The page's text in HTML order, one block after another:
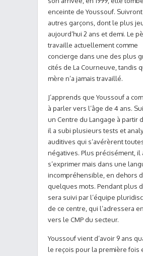
enceinte de Youssouf.
autres garçons, dont le plus
aujourd’hui 2 ans et demi. Le
travaille actuellement comme
concierge dans une des plus
cités de La Courneuve, tandis
mère n’a jamais travaillé.
J’apprends que Youssouf a
à parler vers l’âge de 4 ans.
un Centre du Langage à partir
il a subi plusieurs tests et
auditives qui s’avérèrent
négatives. Plus précisément, il
s’exprimer mais dans une
incompréhensible, en dehors
quelques mots. Pendant plus
sera suivi par l’équipe
de ce centre, qui l’adressera
vers le CMP du secteur.
Youssouf vient d’avoir 9 ans
le reçois pour la première fois